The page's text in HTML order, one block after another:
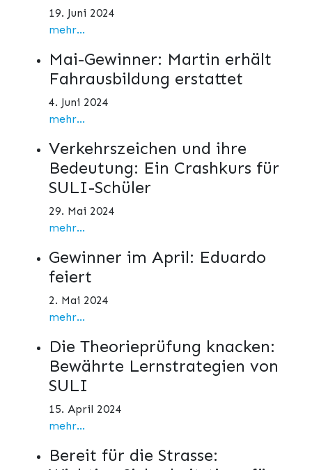
19. Juni 2024
mehr...
Mai-Gewinner: Martin erhält
Fahrausbildung erstattet
4. Juni 2024
mehr...
Verkehrszeichen und ihre
Bedeutung: Ein Crashkurs für
SULI-Schüler
29. Mai 2024
mehr...
Gewinner im April: Eduardo
feiert
2. Mai 2024
mehr...
Die Theorieprüfung knacken:
Bewährte Lernstrategien von
SULI
15. April 2024
mehr...
Bereit für die Strasse: